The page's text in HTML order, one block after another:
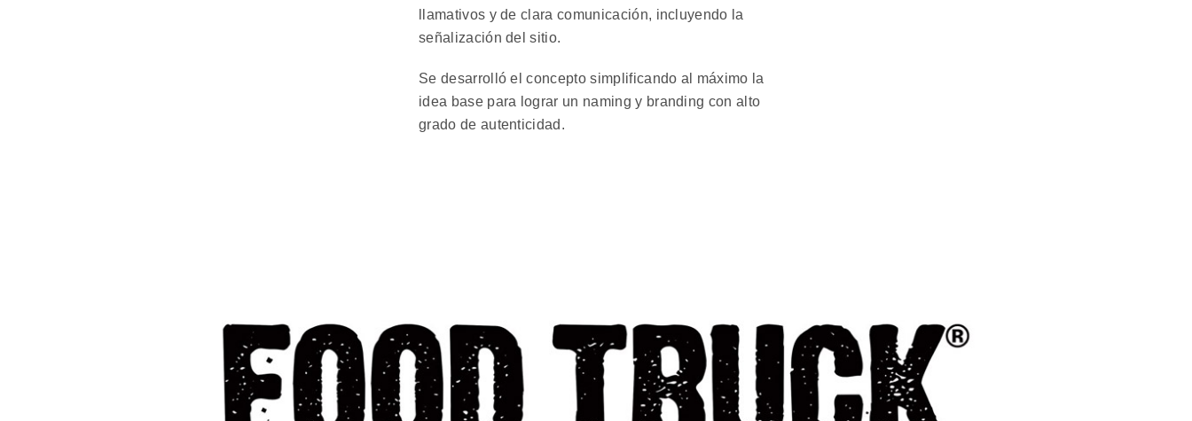
llamativos y de clara comunicación, incluyendo la
señalización del sitio.
Se desarrolló el concepto simplificando al máximo la
idea base para lograr un naming y branding con alto
grado de autenticidad.